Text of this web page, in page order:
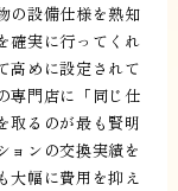
の設備仕様を熟知
確実に行ってくれ
高めに設定されて
専門店に「同じ仕
取るのが最も賢明
ョンの交換実績を
大幅に費用を抑え